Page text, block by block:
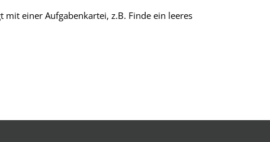
einer Aufgabenkartei, z.B. Finde ein leeres